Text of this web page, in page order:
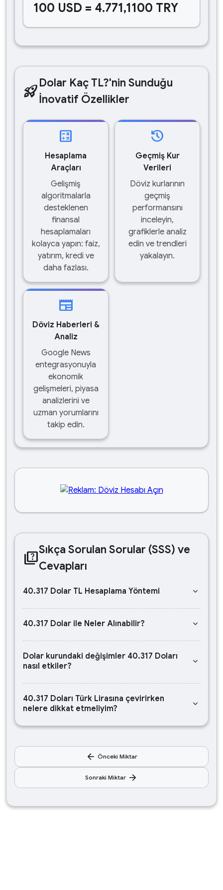
100 USD = 4.771,1100 TRY
rocket_launchDolar Kaç TL?'nin Sunduğu
İnovatif Özellikler
calculate
Hesaplama
Araçları
Gelişmiş
algoritmalarla
desteklenen
finansal
hesaplamaları
kolayca yapın: faiz,
yatırım, kredi ve
daha fazlası.
history
Geçmiş Kur
Verileri
Döviz kurlarının
geçmiş
performansını
inceleyin,
grafiklerle analiz
edin ve trendleri
yakalayın.
newspaper
Döviz Haberleri &
Analiz
Google News
entegrasyonuyla
ekonomik
gelişmeleri, piyasa
analizlerini ve
uzman yorumlarını
takip edin.
quizSıkça Sorulan Sorular (SSS) ve
Cevapları
40.317 Dolar TL Hesaplama Yöntemi keyboard_arrow_down
40.317 Dolar ile Neler Alınabilir? keyboard_arrow_down
Dolar kurundaki değişimler 40.317 Doları
nasıl etkiler?
keyboard_arrow_down
40.317 Doları Türk Lirasına çevirirken
nelere dikkat etmeliyim?
keyboard_arrow_down
arrow_back Önceki Miktar
Sonraki Miktar arrow_forward